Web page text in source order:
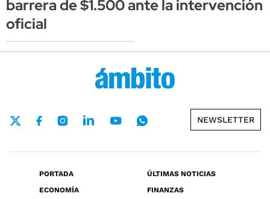
barrera de $1.500 ante la intervención
oficial
NEWSLETTER
PORTADA
ÚLTIMAS NOTICIAS
ECONOMÍA
FINANZAS